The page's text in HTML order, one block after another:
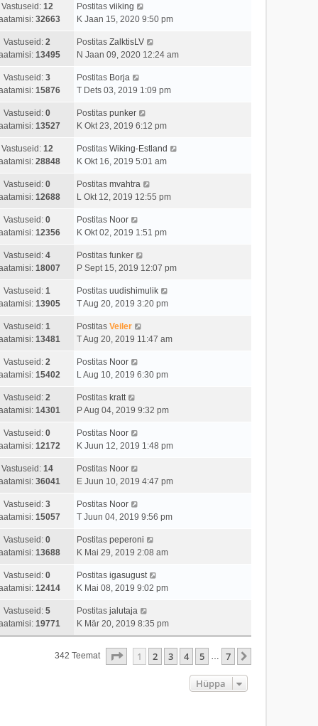
Vastuseid: 12
32663
Postitas viiking
K Jaan 15, 2020 9:50 pm
Vastuseid: 2
13495
Postitas ZalktisLV
N Jaan 09, 2020 12:24 am
Vastuseid: 3
15876
Postitas Borja
T Dets 03, 2019 1:09 pm
Vastuseid: 0
13527
Postitas punker
K Okt 23, 2019 6:12 pm
Vastuseid: 12
28848
Postitas Wiking-Estland
K Okt 16, 2019 5:01 am
Vastuseid: 0
12688
Postitas mvahtra
L Okt 12, 2019 12:55 pm
Vastuseid: 0
12356
Postitas Noor
K Okt 02, 2019 1:51 pm
Vastuseid: 4
18007
Postitas funker
P Sept 15, 2019 12:07 pm
Vastuseid: 1
13905
Postitas uudishimulik
T Aug 20, 2019 3:20 pm
Vastuseid: 1
13481
Postitas Veiler
T Aug 20, 2019 11:47 am
Vastuseid: 2
15402
Postitas Noor
L Aug 10, 2019 6:30 pm
Vastuseid: 2
14301
Postitas kratt
P Aug 04, 2019 9:32 pm
Vastuseid: 0
12172
Postitas Noor
K Juun 12, 2019 1:48 pm
Vastuseid: 14
36041
Postitas Noor
E Juun 10, 2019 4:47 pm
Vastuseid: 3
15057
Postitas Noor
T Juun 04, 2019 9:56 pm
Vastuseid: 0
13688
Postitas peperoni
K Mai 29, 2019 2:08 am
Vastuseid: 0
12414
Postitas igasugust
K Mai 08, 2019 9:02 pm
Vastuseid: 5
19771
Postitas jalutaja
K Mär 20, 2019 8:35 pm
342 Teemat . Leht7 -st
1 2 3 4 5 … 7
Hüppa